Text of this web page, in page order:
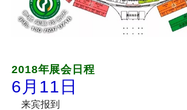
2018年展会日程
6月11日
来宾报到